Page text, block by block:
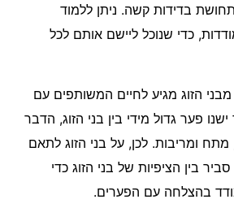
בדידות קשה. ניתן ללמוד
כדי שנוכל ליישם אותם לכל
הזוג מגיע לחיים המשותפים עם
פער גדול מידי בין בני הזוג, הדבר
ומריבות. לכן, על בני הזוג לתאם
בין הציפיות של בני הזוג כדי
בהצלחה עם הפערים.